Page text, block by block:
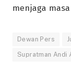
menjaga
Dewan Pers
Supratman Andi